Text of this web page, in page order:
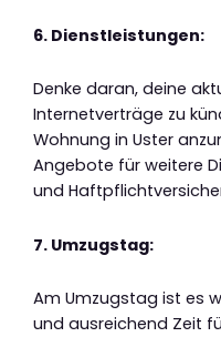
6. Dienstleistungen:
Denke daran, deine
Internetverträge zu
Wohnung in Uster
Angebote für weitere
und
7. Umzugstag:
Am Umzugstag ist es
und ausreichend Zeit